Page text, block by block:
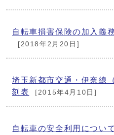
自転車損害保険の加入義
[2018年2月20日]
埼玉新都市交通・伊奈線
刻表
[2015年4月10日]
自転車の安全利用について